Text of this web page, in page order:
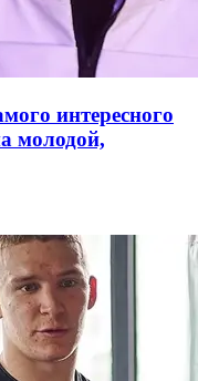
интересного
молодой,